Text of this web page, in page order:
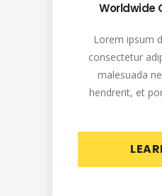
Worldwide
Lorem ipsum
consectetur
malesuada
hendrerit, et